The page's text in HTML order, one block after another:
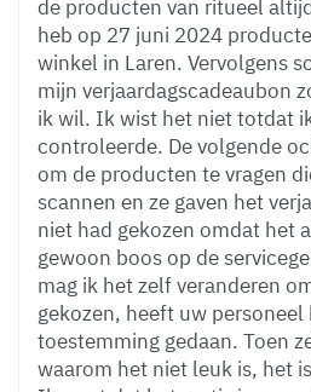
de producten van ritueel
heb op 27 juni 2024
winkel in Laren. Vervolgens
mijn verjaardagscadeaubon
ik wil. Ik wist het niet totdat
controleerde. De volgende
om de producten te vragen
scannen en ze gaven het
niet had gekozen omdat het
gewoon boos op de
mag ik het zelf veranderen
gekozen, heeft uw personeel
toestemming gedaan. Toen
waarom het niet leuk is, het